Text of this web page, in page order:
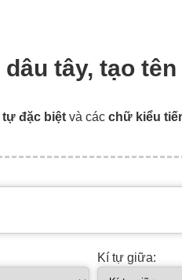
tây, tạo
tự đặc biệt và các chữ kiểu
Kí tự giữa: